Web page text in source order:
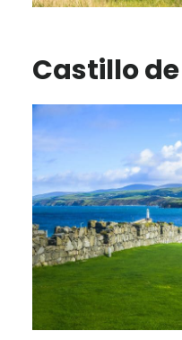
Castillo de